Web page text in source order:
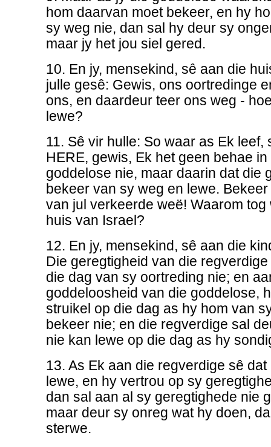
hom daarvan moet bekeer, en hy
sy weg nie, dan sal hy deur sy
maar jy het jou siel gered.
10. En jy, mensekind, sê aan die
julle gesê: Gewis, ons oortredinge
ons, en daardeur teer ons weg -
lewe?
11. Sê vir hulle: So waar as Ek leef,
HERE, gewis, Ek het geen behae
goddelose nie, maar daarin dat die
bekeer van sy weg en lewe.
van jul verkeerde weë! Waarom tog
huis van Israel?
12. En jy, mensekind, sê aan die
Die geregtigheid van die
die dag van sy oortreding nie; en
goddeloosheid van die goddelose,
struikel op die dag as hy hom van
bekeer nie; en die regverdige sal
nie kan lewe op die dag as hy
13. As Ek aan die regverdige sê
lewe, en hy vertrou op sy
dan sal aan al sy geregtighede nie
maar deur sy onreg wat hy doen,
sterwe.